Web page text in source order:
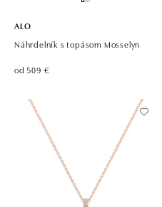
ALO
Náhrdelník s topásom Mosselyn
od 509 €